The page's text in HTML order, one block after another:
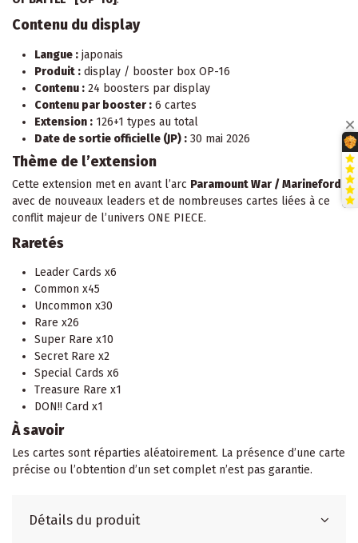
Contenu du display
Langue : japonais
Produit : display / booster box OP-16
Contenu : 24 boosters par display
Contenu par booster : 6 cartes
Extension : 126+1 types au total
Date de sortie officielle (JP) : 30 mai 2026
Thème de l’extension
Cette extension met en avant l’arc Paramount War / Marineford
avec de nouveaux leaders et de nombreuses cartes liées à ce
conflit majeur de l’univers ONE PIECE.
Raretés
Leader Cards x6
Common x45
Uncommon x30
Rare x26
Super Rare x10
Secret Rare x2
Special Cards x6
Treasure Rare x1
DON!! Card x1
À savoir
Les cartes sont réparties aléatoirement. La présence d’une carte
précise ou l’obtention d’un set complet n’est pas garantie.
Détails du produit